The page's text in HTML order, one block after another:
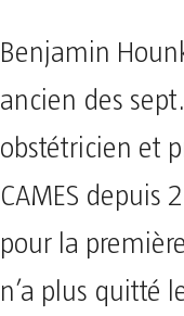
Benjamin
ancien des
obstétricien et
CAMES depuis
pour la
n’a plus quitté